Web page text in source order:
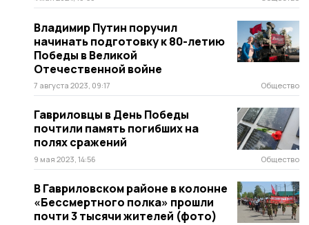
Владимир Путин поручил
начинать подготовку к 80-летию
Победы в Великой
Отечественной войне
7 августа 2023, 09:17 Общество
Гавриловцы в День Победы
почтили память погибших на
полях сражений
9 мая 2023, 14:56 Общество
В Гавриловском районе в колонне
«Бессмертного полка» прошли
почти 3 тысячи жителей (фото)